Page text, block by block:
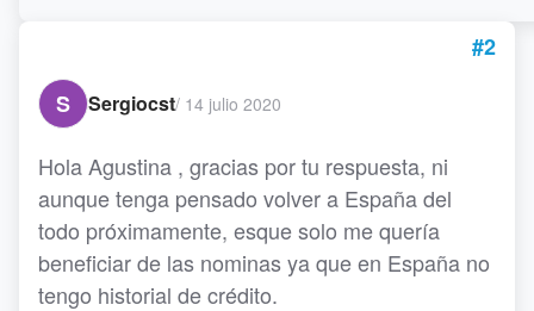
#2
S
Sergiocst/ 14 julio 2020
Hola Agustina , gracias por tu respuesta, ni
aunque tenga pensado volver a España del
todo próximamente, esque solo me quería
beneficiar de las nominas ya que en España no
tengo historial de crédito.